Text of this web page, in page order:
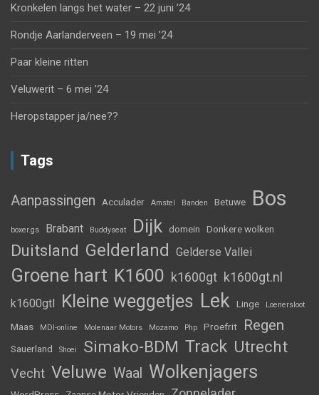
Kronkelen langs het water – 22 juni ’24
Rondje Aarlanderveen – 19 mei ’24
Paar kleine ritten
Veluwerit – 6 mei ’24
Heropstapper ja/nee??
Tags
Aanpassingen Acculader Amstel Banden Betuwe Bos
boxer.gs Brabant Buddyseat Dijk domein Donkere wolken
Duitsland Gelderland Gelderse Vallei
Groene hart K1600 k1600gt k1600gt.nl
k1600gtl Kleine weggetjes Lek Linge Loenersloot
Maas MDI-online Molenaar Motors Mozamo Php Proefrit Regen
Sauerland Shoei Simako-BDM Track Utrecht
Vecht Veluwe Waal Wolkenjagers